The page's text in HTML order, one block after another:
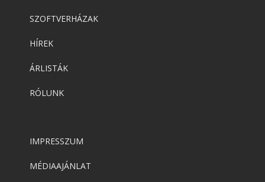
SZOFTVERHÁZAK
HÍREK
ÁRLISTÁK
RÓLUNK
IMPRESSZUM
MÉDIAAJÁNLAT